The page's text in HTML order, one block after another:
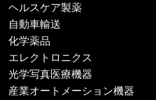
ヘルスケア製薬
自動車輸送
化学薬品
エレクトロニクス
光学写真医療機器
産業オートメーション機器